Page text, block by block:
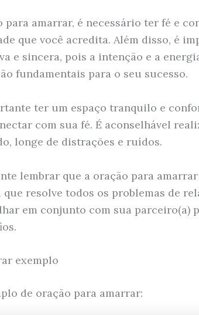
para amarrar, é necessário ter fé e
que você acredita. Além disso, é
e sincera, pois a intenção e a
fundamentais para o seu sucesso.
ter um espaço tranquilo e
com sua fé. É aconselhável
longe de distrações e ruídos.
lembrar que a oração para
resolve todos os problemas de
em conjunto com sua parceiro(a)
exemplo
de oração para amarrar: